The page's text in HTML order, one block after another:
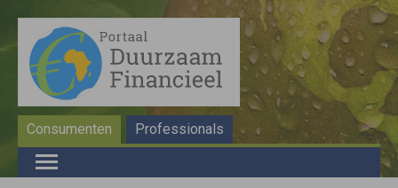
Consumenten Professionals